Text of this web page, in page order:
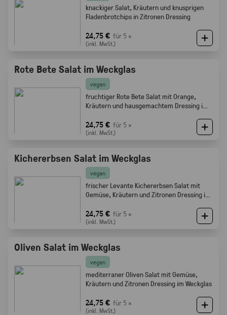
knackiger Salat, Kräutern und knusprigen
Fladenbrotchips in Zitronen Dressing
24,75 € für 5 ×
(inkl. MwSt.)
Rote Bete Salat im Weckglas
vegan
fruchtiger Rote Bete Salat mit Orange,
Kräutern und hausgemachtem Dressing im
24,75 € für 5 ×
(inkl. MwSt.)
Kichererbsen Salat im Weckglas
vegan
frischer Levante Kichererbsen Salat mit
Gemüse, Kräutern und Zitronen Dressing im
24,75 € für 5 ×
(inkl. MwSt.)
Oliven Salat im Weckglas
vegan
mediterraner Oliven Salat mit Gemüse,
Kräutern und Zitronen Dressing im Weckglas
24,75 € für 5 ×
(inkl. MwSt.)